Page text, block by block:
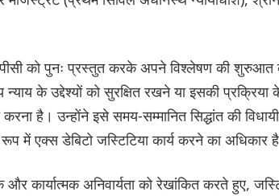
को पुनः प्रस्तुत करके अपने विश्लेषण की शुरुआत
के उद्देश्यों को सुरक्षित रखने या इसकी
करना है। उन्होंने इसे समय-सम्मानित सिद्धांत की
में एक्स डेबिटो जस्टिटिया कार्य करने का अधिकार
और कार्यात्मक अनिवार्यता को रेखांकित करते हुए,